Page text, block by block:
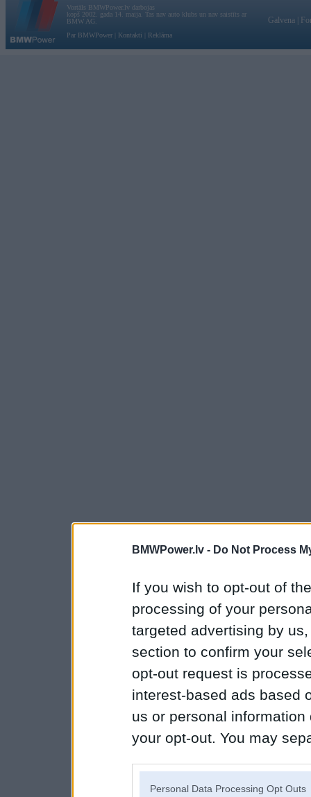
BMWPower.lv - Do Not Process
If you wish to opt-out of
processing of your
targeted advertising by
section to confirm your
opt-out request is
interest-based ads based
us or personal
your opt-out. You may
Personal Data Processing Opt Outs
Vortāls BMWPower.lv darbojas
kopš 2002. gada 14. maija. Tas nav auto klubs un nav saistīts ar
BMW AG.
Par BMWPower
Kontakti Reklāma
Galvena